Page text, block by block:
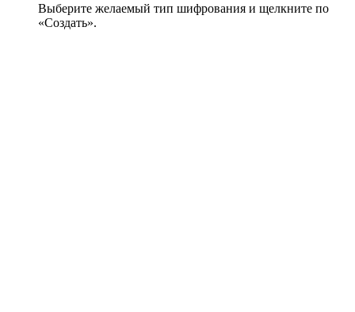
Выберите желаемый тип шифрования и щелкните по
«Создать».